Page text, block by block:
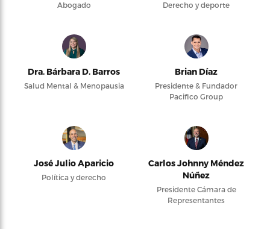
Abogado Derecho y deporte
Dra. Bárbara D. Barros
Salud Mental & Menopausia
Brian Díaz
Presidente & Fundador
Pacifico Group
José Julio Aparicio
Política y derecho
Carlos Johnny Méndez
Núñez
Presidente Cámara de
Representantes